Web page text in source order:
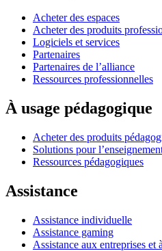
Acheter des espaces
Acheter des produits
Logiciels et services
Partenaires
Partenaires de l’alliance
Ressources professionnelles
À usage pédagogique
Acheter des produits
Solutions pour
Ressources pédagogiques
Assistance
Assistance individuelle
Assistance gaming
Assistance aux entreprises et